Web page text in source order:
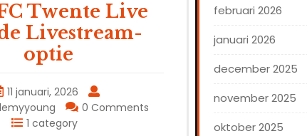
Twente Live
Livestream-
optie
11 januari, 2026
0 Comments
1 category
februari 2026
januari 2026
december 2025
november 2025
oktober 2025